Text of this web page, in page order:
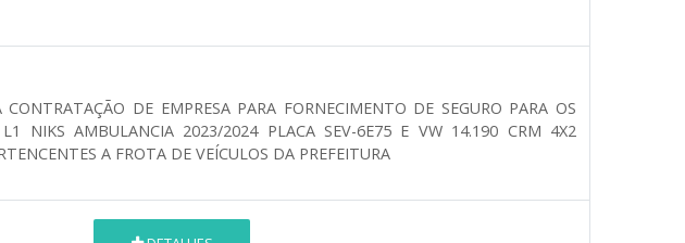
DE EMPRESA PARA FORNECIMENTO DE SEGURO PARA OS
L1 NIKS AMBULANCIA 2023/2024 PLACA SEV-6E75 E VW 14.190 CRM 4X2
A FROTA DE VEÍCULOS DA PREFEITURA